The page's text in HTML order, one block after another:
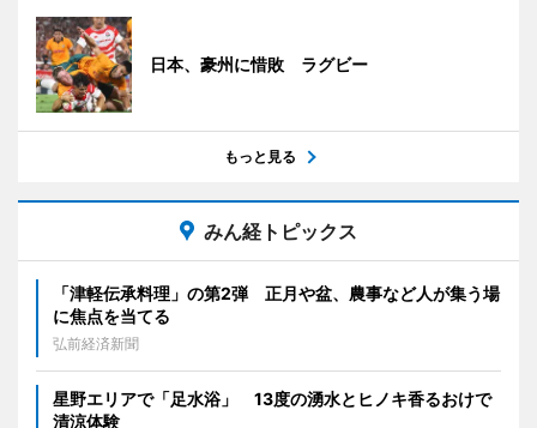
日本、豪州に惜敗 ラグビー
もっと見る
みん経トピックス
「津軽伝承料理」の第2弾 正月や盆、農事など人が集う場
に焦点を当てる
弘前経済新聞
星野エリアで「足水浴」 13度の湧水とヒノキ香るおけで
清涼体験